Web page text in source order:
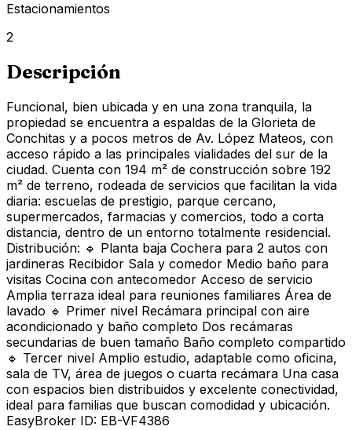
Estacionamientos
2
Descripción
Funcional, bien ubicada y en una zona tranquila, la
propiedad se encuentra a espaldas de la Glorieta de
Conchitas y a pocos metros de Av. López Mateos, con
acceso rápido a las principales vialidades del sur de la
ciudad. Cuenta con 194 m² de construcción sobre 192
m² de terreno, rodeada de servicios que facilitan la vida
diaria: escuelas de prestigio, parque cercano,
supermercados, farmacias y comercios, todo a corta
distancia, dentro de un entorno totalmente residencial.
Distribución: 🔹 Planta baja Cochera para 2 autos con
jardineras Recibidor Sala y comedor Medio baño para
visitas Cocina con antecomedor Acceso de servicio
Amplia terraza ideal para reuniones familiares Área de
lavado 🔹 Primer nivel Recámara principal con aire
acondicionado y baño completo Dos recámaras
secundarias de buen tamaño Baño completo compartido
🔹 Tercer nivel Amplio estudio, adaptable como oficina,
sala de TV, área de juegos o cuarta recámara Una casa
con espacios bien distribuidos y excelente conectividad,
ideal para familias que buscan comodidad y ubicación.
EasyBroker ID: EB-VF4386